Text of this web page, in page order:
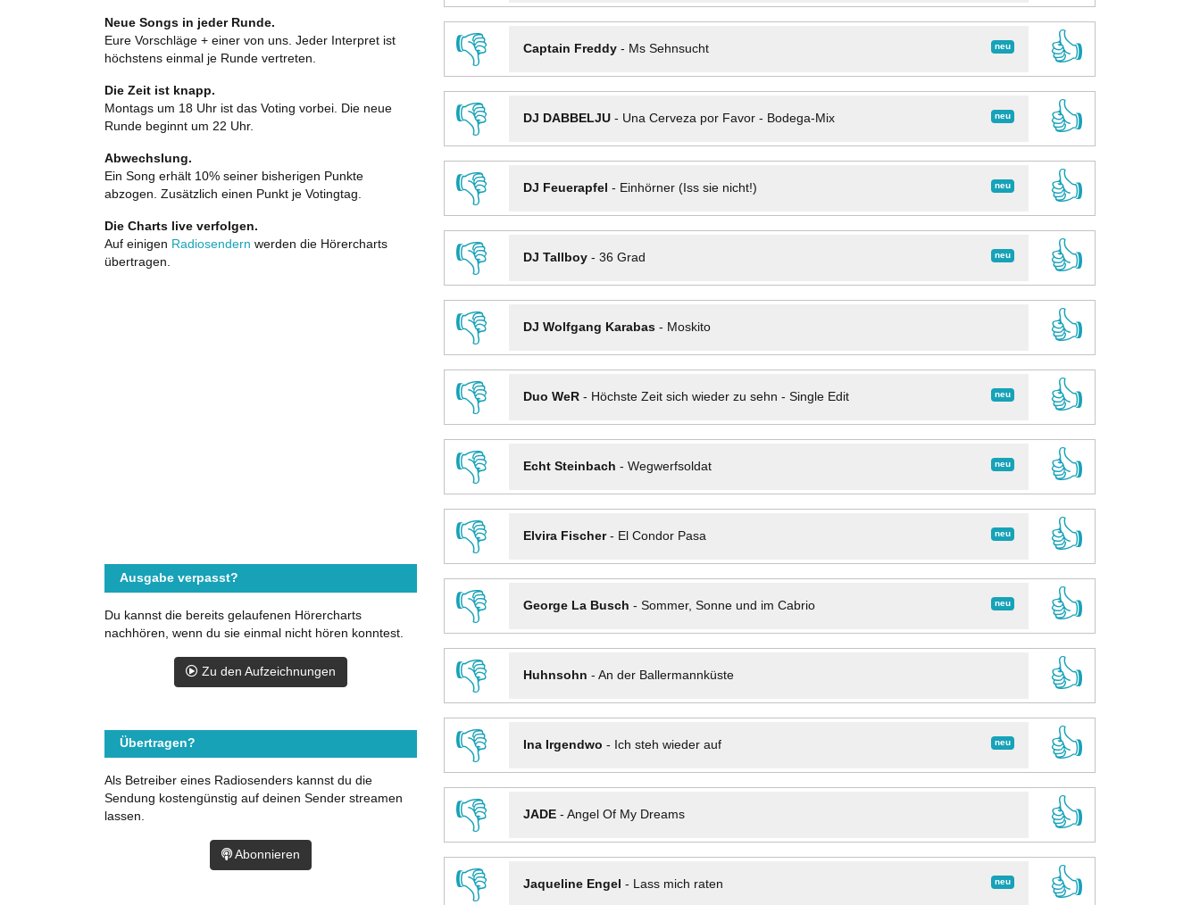
👎
neu
Captain Freddy- Ms Sehnsucht
👍
👎
neu
DJ DABBELJU- Una Cerveza por Favor - Bodega-Mix
👍
👎
neu
DJ Feuerapfel - Einhörner (Iss sie nicht!)
👍
👎
neu
DJ Tallboy- 36 Grad
👍
👎
DJ Wolfgang Karabas- Moskito
👍
👎
neu
Duo WeR- Höchste Zeit sich wieder zu sehn - Single Edit
👍
👎
neu
Echt Steinbach - Wegwerfsoldat
👍
👎
neu
Elvira Fischer- El Condor Pasa
👍
👎
neu
George La Busch - Sommer, Sonne und im Cabrio
👍
👎
Huhnsohn - An der Ballermannküste
👍
👎
neu
Ina Irgendwo - Ich steh wieder auf
👍
👎
JADE- Angel Of My Dreams
👍
👎
neu
Jaqueline Engel - Lass mich raten
👍
Neue Songs in jeder Runde.
Eure Vorschläge + einer von uns. Jeder Interpret ist
höchstens einmal je Runde vertreten.
Die Zeit ist knapp.
Montags um 18 Uhr ist das Voting vorbei. Die neue
Runde beginnt um 22 Uhr.
Abwechslung.
Ein Song erhält 10% seiner bisherigen Punkte
abzogen. Zusätzlich einen Punkt je Votingtag.
Die Charts live verfolgen.
Auf einigen Radiosendern werden die Hörercharts
übertragen.
Ausgabe verpasst?
Du kannst die bereits gelaufenen Hörercharts
nachhören, wenn du sie einmal nicht hören konntest.
Zu den Aufzeichnungen
Übertragen?
Als Betreiber eines Radiosenders kannst du die
Sendung kostengünstig auf deinen Sender streamen
lassen.
Abonnieren